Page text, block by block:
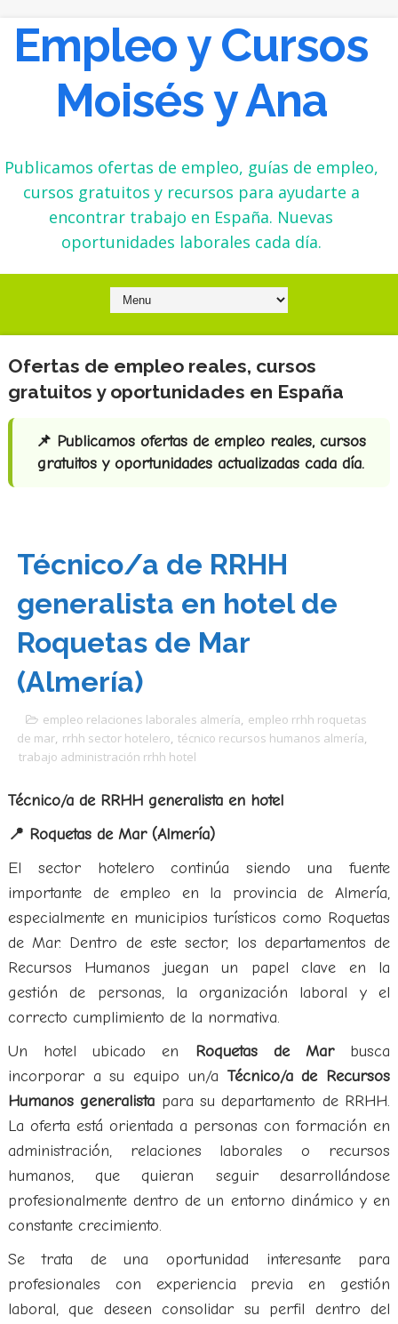
Empleo y Cursos
Moisés y Ana
Publicamos ofertas de empleo, guías de empleo,
cursos gratuitos y recursos para ayudarte a
encontrar trabajo en España. Nuevas
oportunidades laborales cada día.
Ofertas de empleo reales, cursos
gratuitos y oportunidades en España
📌 Publicamos ofertas de empleo reales, cursos
gratuitos y oportunidades actualizadas cada día.
Técnico/a de RRHH
generalista en hotel de
Roquetas de Mar
(Almería)
empleo relaciones laborales almería, empleo rrhh roquetas
de mar, rrhh sector hotelero, técnico recursos humanos almería,
trabajo administración rrhh hotel
Técnico/a de RRHH generalista en hotel
📍 Roquetas de Mar (Almería)
El sector hotelero continúa siendo una fuente
importante de empleo en la provincia de Almería,
especialmente en municipios turísticos como Roquetas
de Mar. Dentro de este sector, los departamentos de
Recursos Humanos juegan un papel clave en la
gestión de personas, la organización laboral y el
correcto cumplimiento de la normativa.
Un hotel ubicado en Roquetas de Marbusca
incorporar a su equipo un/a Técnico/a de Recursos
Humanos generalista para su departamento de RRHH.
La oferta está orientada a personas con formación en
administración, relaciones laborales o recursos
humanos, que quieran seguir desarrollándose
profesionalmente dentro de un entorno dinámico y en
constante crecimiento.
Se trata de una oportunidad interesante para
profesionales con experiencia previa en gestión
laboral, que deseen consolidar su perfil dentro del